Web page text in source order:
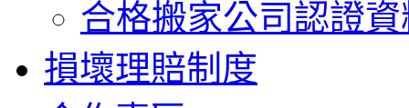
合格搬家公司認證資
損壞理賠制度